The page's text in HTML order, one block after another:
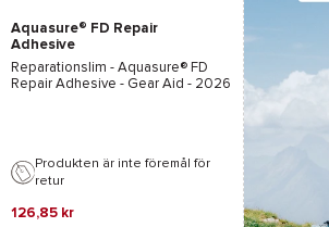
Aquasure® FD Repair
Adhesive
Reparationslim - Aquasure® FD
Repair Adhesive - Gear Aid - 2026
Produkten är inte föremål för
retur
126,85 kr